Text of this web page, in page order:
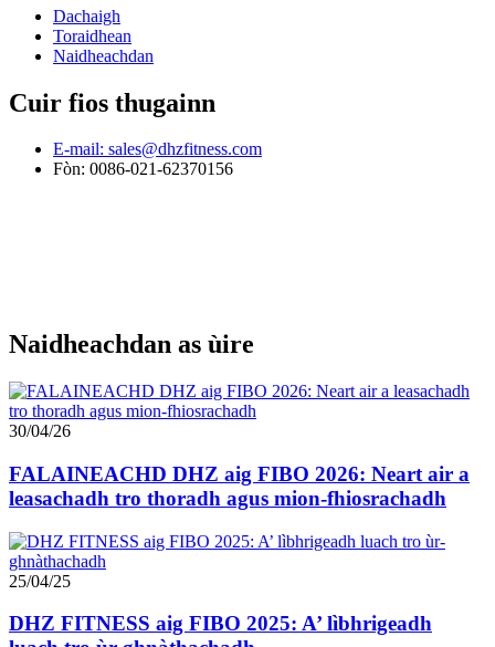
Dachaigh
Toraidhean
Naidheachdan
Cuir fios thugainn
E-mail: sales@dhzfitness.com
Fòn: 0086-021-62370156
Naidheachdan as ùire
30/04/26
FALAINEACHD DHZ aig FIBO 2026: Neart air a
leasachadh tro thoradh agus mion-fhiosrachadh
25/04/25
DHZ FITNESS aig FIBO 2025: A’ lìbhrigeadh